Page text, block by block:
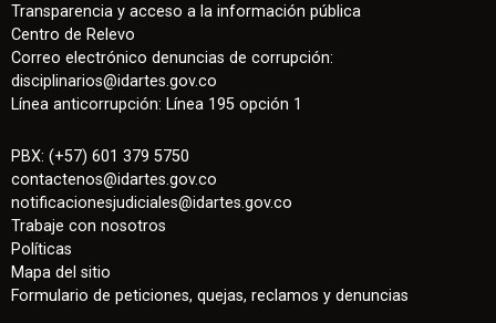
Transparencia y acceso a la información pública
Centro de Relevo
Correo electrónico denuncias de corrupción:
disciplinarios@idartes.gov.co
Línea anticorrupción: Línea 195 opción 1
PBX: (+57) 601 379 5750
contactenos@idartes.gov.co
notificacionesjudiciales@idartes.gov.co
Trabaje con nosotros
Políticas
Mapa del sitio
Formulario de peticiones, quejas, reclamos y denuncias